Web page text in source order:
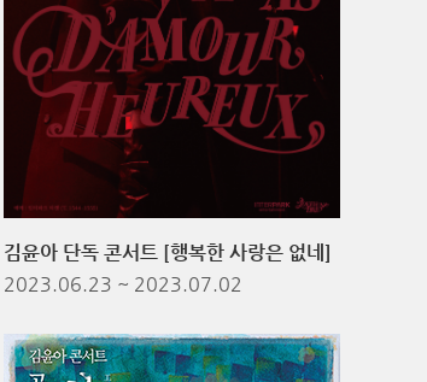
김윤아 단독 콘서트 [행복한 사랑은 없네]
2023.06.23 ~ 2023.07.02